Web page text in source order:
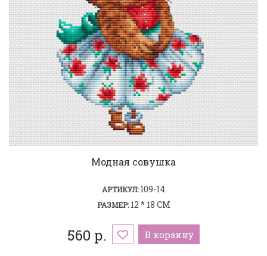
Модная совушка
АРТИКУЛ:109-14
РАЗМЕР:12 * 18 СМ
560 р. В корзину